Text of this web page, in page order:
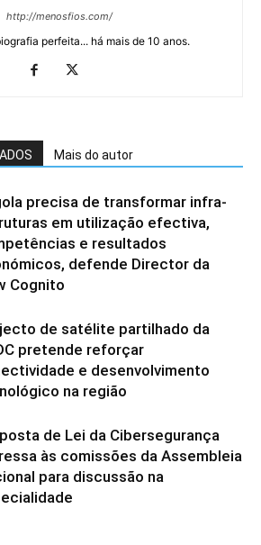
http://menosfios.com/
perfeita... há mais de 10 anos.
Mais do autor
precisa de transformar infra-
em utilização efectiva,
e resultados
defende Director da
Cognito
de satélite partilhado da
pretende reforçar
e desenvolvimento
na região
de Lei da Cibersegurança
às comissões da Assembleia
para discussão na